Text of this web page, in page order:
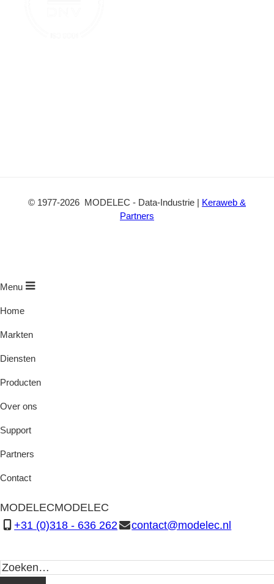
© 1977-2026 MODELEC - Data-Industrie | Keraweb &
Partners
Menu
Home
Markten
Diensten
Producten
Over ons
Support
Partners
Contact
MODELECMODELEC
+31 (0)318 - 636 262
contact@modelec.nl